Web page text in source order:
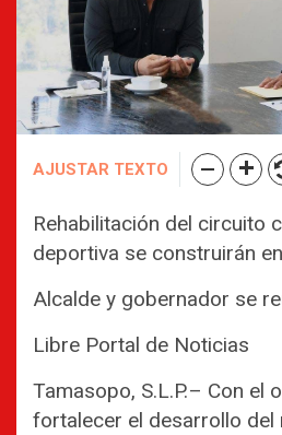
AJUSTAR TEXTO
Rehabilitación del circuito
deportiva se construirán
Alcalde y gobernador se
Libre Portal de Noticias
Tamasopo, S.L.P.– Con el
fortalecer el desarrollo del